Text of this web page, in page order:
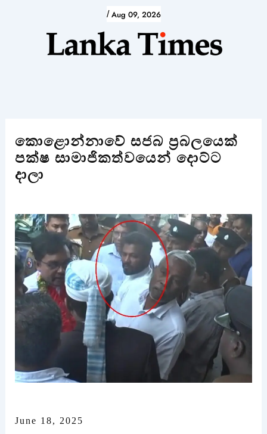
/ Aug 09, 2026
කොළොන්නාවේ සජබ ප්‍රබලයෙක්
පක්ෂ සාමාජිකත්වයෙන් දොට්ට
දාලා
June 18, 2025